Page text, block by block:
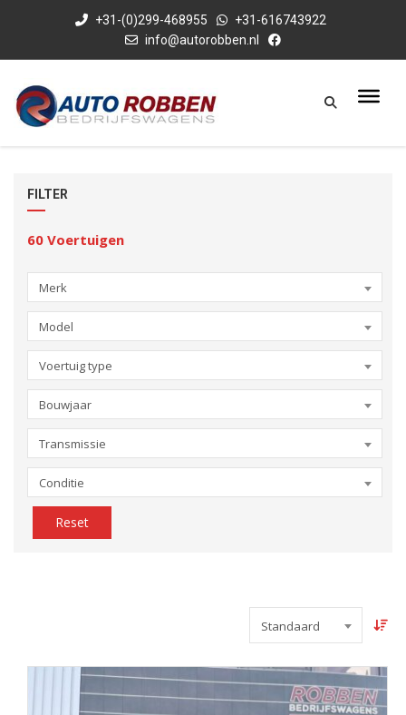
+31-(0)299-468955
+31-616743922
info@autorobben.nl
FILTER
60 Voertuigen
Merk
Model
Voertuig type
Bouwjaar
Transmissie
Conditie
Reset
Standaard